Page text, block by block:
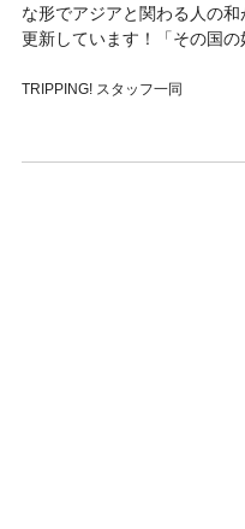
な形でアジアと関わる人の
更新しています！「その国
TRIPPING! スタッフ一同